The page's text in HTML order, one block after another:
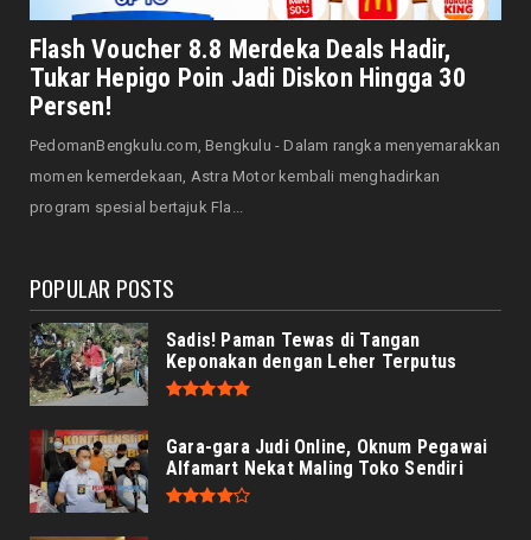
HONDA
Honda CUV e: Motor Listrik Canggih, Penuh
Keunggulan dan Sia...
Servis Bukan Saat Rusak: Astra Motor
Bengkulu Ingatkan Penti...
August 07, 2026
Flash Voucher 8.8 Merdeka Deals Hadir,
Tukar Hepigo Poin Jadi Diskon Hingga 30
Persen!
PedomanBengkulu.com, Bengkulu - Dalam rangka menyemarakkan
momen kemerdekaan, Astra Motor kembali menghadirkan
program spesial bertajuk Fla...
POPULAR POSTS
Sadis! Paman Tewas di Tangan
Keponakan dengan Leher Terputus
Gara-gara Judi Online, Oknum Pegawai
Alfamart Nekat Maling Toko Sendiri